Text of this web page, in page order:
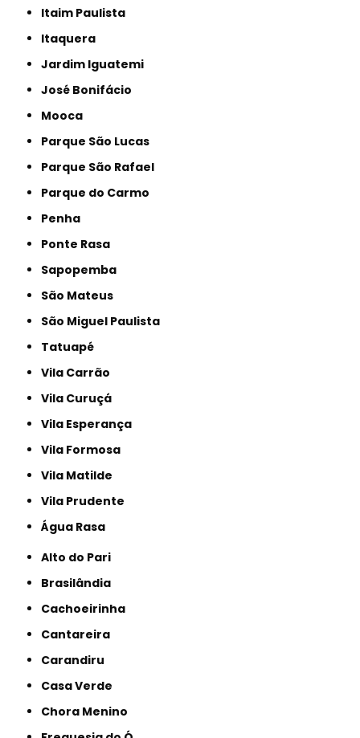
Itaim Paulista
Itaquera
Jardim Iguatemi
José Bonifácio
Mooca
Parque São Lucas
Parque São Rafael
Parque do Carmo
Penha
Ponte Rasa
Sapopemba
São Mateus
São Miguel Paulista
Tatuapé
Vila Carrão
Vila Curuçá
Vila Esperança
Vila Formosa
Vila Matilde
Vila Prudente
Água Rasa
Alto do Pari
Brasilândia
Cachoeirinha
Cantareira
Carandiru
Casa Verde
Chora Menino